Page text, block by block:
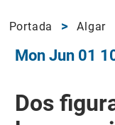
Portada Algar
Mon Jun 01
Dos